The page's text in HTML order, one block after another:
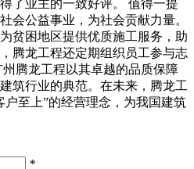
了业主的一致好评。 值得一提
会公益事业，为社会贡献力量。
贫困地区提供优质施工服务，助
腾龙工程还定期组织员工参与志
腾龙工程以其卓越的品质保障
筑行业的典范。在未来，腾龙工
至上”的经营理念，为我国建筑
*